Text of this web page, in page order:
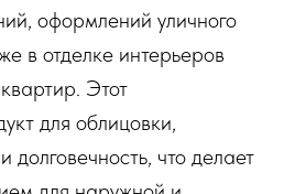
оформлений уличного
в отделке интерьеров
Этот
для облицовки,
долговечность, что делает